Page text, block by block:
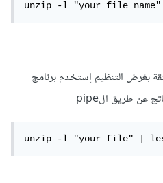
unzip -l "your file name"
بغرض التنظيم إستخدم برنامج
unzip -l "your file" |